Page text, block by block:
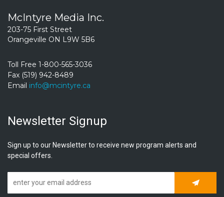
McIntyre Media Inc.
203-75 First Street
Orangeville ON L9W 5B6
Toll Free 1-800-565-3036
Fax (519) 942-8489
Email info@mcintyre.ca
Newsletter Signup
Sign up to our Newsletter to receive new program alerts and
special offers.